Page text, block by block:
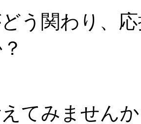
う関わり、
てみません